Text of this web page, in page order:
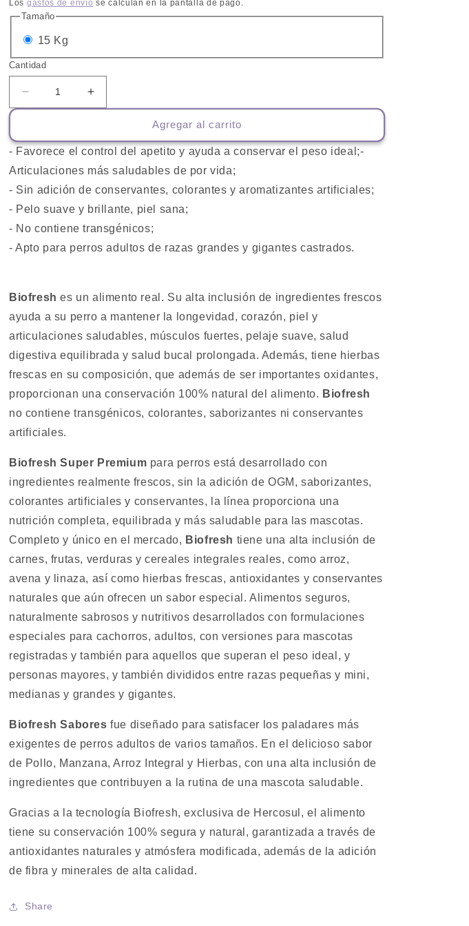
habitual
Los gastos de envío se calculan en la pantalla de pago.
Tamaño
15 Kg
agotada
o
Cantidad
Reducir
cantidad
Biofresh
Senior
Raza
Grande
Aumentar
cantidad
Biofresh
Senior
Raza
Grande
Agregar al carrito
- Favorece el control del apetito y ayuda a conservar el peso ideal;-
Articulaciones más saludables de por vida;
- Sin adición de conservantes, colorantes y aromatizantes artificiales;
- Pelo suave y brillante, piel sana;
- No contiene transgénicos;
- Apto para perros adultos de razas grandes y gigantes castrados.
Biofresh es un alimento real. Su alta inclusión de ingredientes frescos
ayuda a su perro a mantener la longevidad, corazón, piel y
articulaciones saludables, músculos fuertes, pelaje suave, salud
digestiva equilibrada y salud bucal prolongada. Además, tiene hierbas
frescas en su composición, que además de ser importantes oxidantes,
proporcionan una conservación 100% natural del alimento. Biofresh
no contiene transgénicos, colorantes, saborizantes ni conservantes
artificiales.
Biofresh Super Premium para perros está desarrollado con
ingredientes realmente frescos, sin la adición de OGM, saborizantes,
colorantes artificiales y conservantes, la línea proporciona una
nutrición completa, equilibrada y más saludable para las mascotas.
Completo y único en el mercado, Biofresh tiene una alta inclusión de
carnes, frutas, verduras y cereales integrales reales, como arroz,
avena y linaza, así como hierbas frescas, antioxidantes y conservantes
naturales que aún ofrecen un sabor especial. Alimentos seguros,
naturalmente sabrosos y nutritivos desarrollados con formulaciones
especiales para cachorros, adultos, con versiones para mascotas
registradas y también para aquellos que superan el peso ideal, y
personas mayores, y también divididos entre razas pequeñas y mini,
medianas y grandes y gigantes.
Biofresh Sabores fue diseñado para satisfacer los paladares más
exigentes de perros adultos de varios tamaños. En el delicioso sabor
de Pollo, Manzana, Arroz Integral y Hierbas, con una alta inclusión de
ingredientes que contribuyen a la rutina de una mascota saludable.
Gracias a la tecnología Biofresh, exclusiva de Hercosul, el alimento
tiene su conservación 100% segura y natural, garantizada a través de
antioxidantes naturales y atmósfera modificada, además de la adición
de fibra y minerales de alta calidad.
Share